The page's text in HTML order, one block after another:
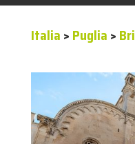
Italia > Puglia >